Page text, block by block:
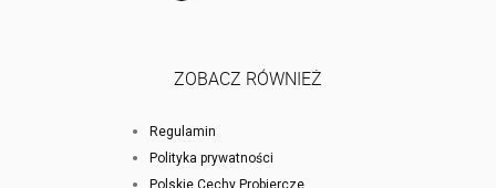
ZOBACZ RÓWNIEŻ
Regulamin
Polityka prywatności
Polskie Cechy Probiercze